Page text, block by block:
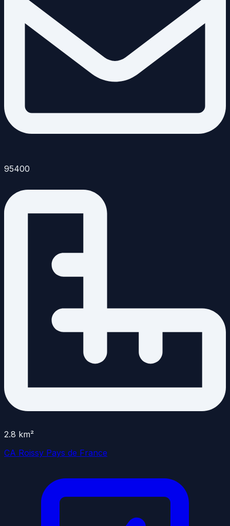
95400
2.8 km²
CA Roissy Pays de France